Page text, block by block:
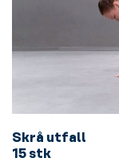
Skrå utfall
15 stk